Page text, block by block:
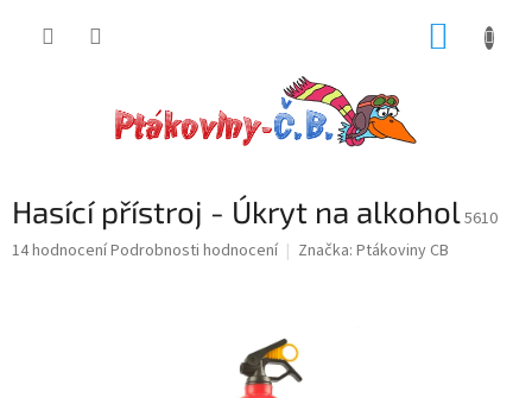
Hasící přístroj - Úkryt na alkohol5610
Průměrné
14 hodnoceníPodrobnosti hodnocení Značka: Ptákoviny CB